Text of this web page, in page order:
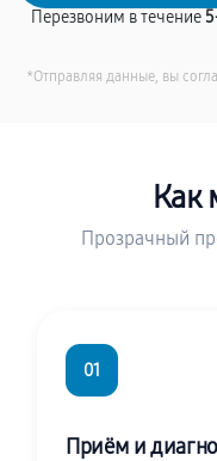
Перезвоним в течение
*Отправляя данные, вы
Как
Прозрачный
01
Приём и